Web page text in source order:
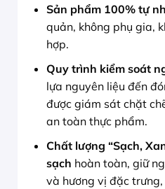
Sản phẩm 100% tự
quản, không phụ gia,
hợp.
Quy trình kiểm soát
lựa nguyên liệu đến
được giám sát chặt
an toàn thực phẩm.
Chất lượng “Sạch,
sạch hoàn toàn, giữ
và hương vị đặc